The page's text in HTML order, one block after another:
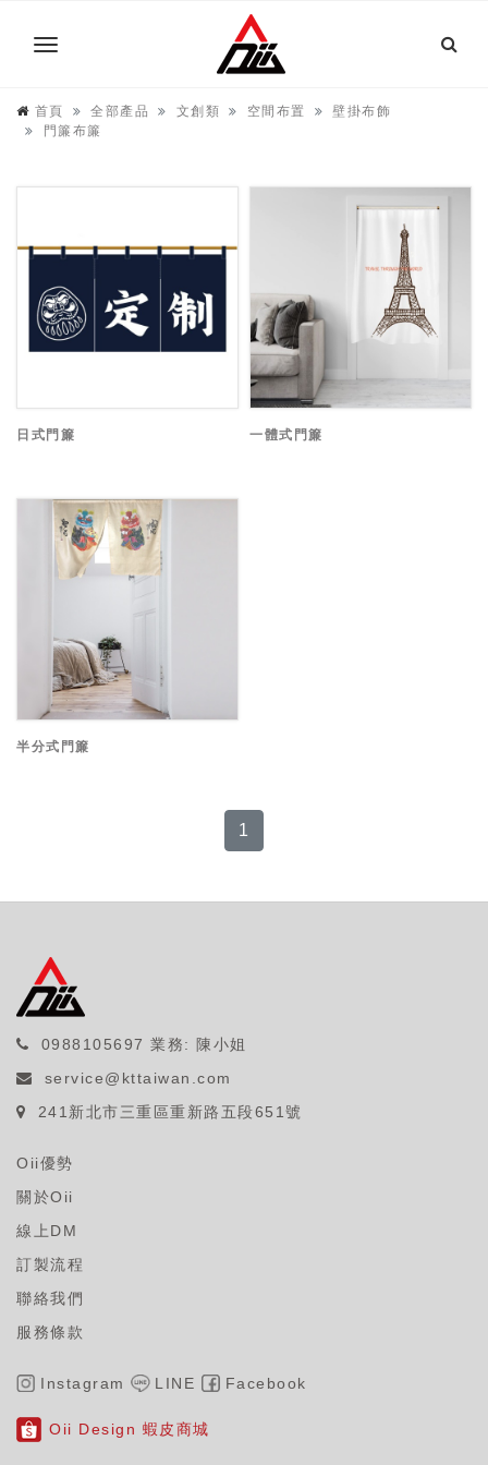
首頁 全部產品 文創類 空間布置
壁掛布飾
門簾布簾
日式門簾 一體式門簾
半分式門簾
1
0988105697 業務: 陳小姐
service@kttaiwan.com
241新北市三重區重新路五段651號
Oii優勢
關於Oii
線上DM
訂製流程
聯絡我們
服務條款
Instagram LINE Facebook
Oii Design 蝦皮商城